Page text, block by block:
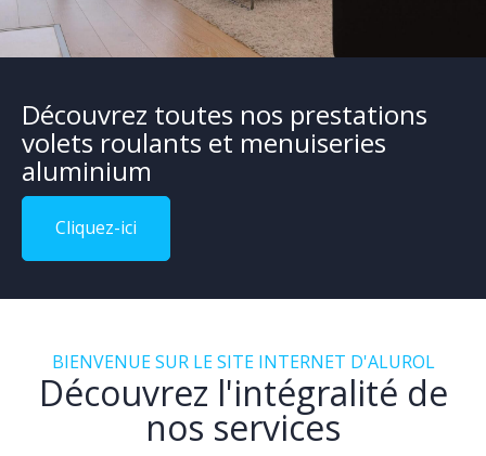
Découvrez toutes nos prestations
volets roulants et menuiseries
aluminium
Cliquez-ici
BIENVENUE SUR LE SITE INTERNET D'ALUROL
Découvrez l'intégralité de
nos services